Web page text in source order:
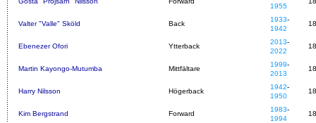
1955
Valter "Valle" Sköld Back
1933-
1942
Ebenezer Ofori Ytterback
2013-
2022
Martin Kayongo-Mutumba Mittfältare
1999-
2013
Harry Nilsson Högerback
1942-
1950
Kim Bergstrand Forward
1983-
1994